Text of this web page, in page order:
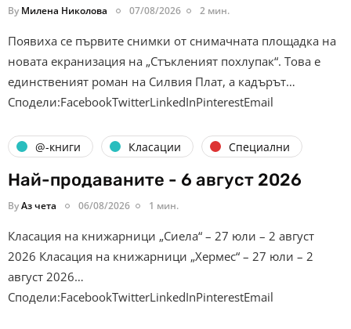
By Милена Николова 07/08/2026 2 мин.
Появиха се първите снимки от снимачната площадка на
новата екранизация на „Стъкленият похлупак“. Това е
единственият роман на Силвия Плат, а кадърът…
Сподели:FacebookTwitterLinkedInPinterestEmail
@-книги Класации Специални
Най-продаваните - 6 август 2026
ByАз чета 06/08/2026 1 мин.
Класация на книжарници „Сиела“ – 27 юли – 2 август
2026 Класация на книжарници „Хермес“ – 27 юли – 2
август 2026…
Сподели:FacebookTwitterLinkedInPinterestEmail